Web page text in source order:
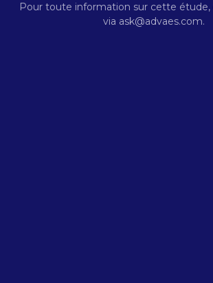
Pour toute information sur cette
via ask@advaes.com.